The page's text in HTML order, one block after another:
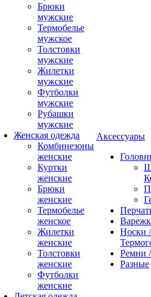
Брюки
мужские
Термобелье
мужское
Толстовки
мужские
Жилетки
мужские
Футболки
мужские
Рубашки
мужские
Женская одежда
Комбинезоны
женские
Куртки
женские
Брюки
женские
Термобелье
женское
Жилетки
женские
Толстовки
женские
Футболки
женские
Аксессуары
Носки /
Ремни
Разные